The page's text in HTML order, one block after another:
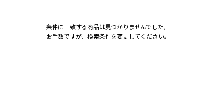
条件に一致する商品は見つかりませんでした。
お手数ですが、検索条件を変更してください。